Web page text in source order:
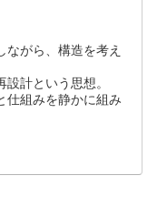
ながら、構造を考え
計という思想。
仕組みを静かに組み